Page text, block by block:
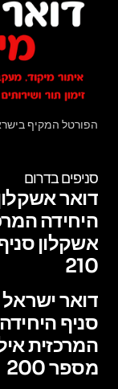
הפורטל המקיף
סניפים בדרום
דואר
היחידה
אשקלון
210
דואר
סניף היחידה
המרכזית
מספר 200